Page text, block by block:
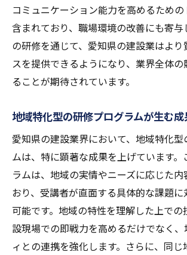
専門的スキルを磨くための研
長期的なキャリアを支えるス
研修を通じて得られる実践的
業界の変化に対応できる柔軟
研修がもたらす個人と業界の成
建設業界のプロフェッショナルを
の新しい研修
プロフェッショナル育成のた
キュラム
専門家による指導で高まる技
先端技術を取り入れた研修の
職人の成長を促す評価とフィ
プロフェッショナル化を目指
コミュニケーション能力を高めるため
含まれており、職場環境の改善にも寄与
の研修を通じて、愛知県の建設業はよ
スを提供できるようになり、業界全体
ることが期待されています。
地域特化型の研修プログラムが生む成
愛知県の建設業界において、地域特化型
ムは、特に顕著な成果を上げています
ラムは、地域の実情やニーズに応じた内
おり、受講者が直面する具体的な課題
可能です。地域の特性を理解した上で
設現場での即戦力を高めるだけでなく
ィとの連携を強化します。さらに、同じ